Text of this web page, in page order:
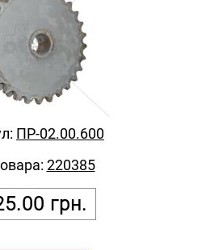
грн.
ПР-02.00.600
220385